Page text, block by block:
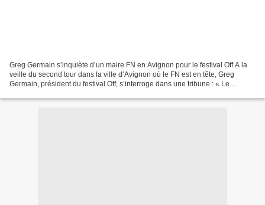
Greg Germain s’inquiète d’un maire FN en Avignon pour le festival Off A la
veille du second tour dans la ville d’Avignon où le FN est en tête, Greg
Germain, président du festival Off, s’interroge dans une tribune : « Le